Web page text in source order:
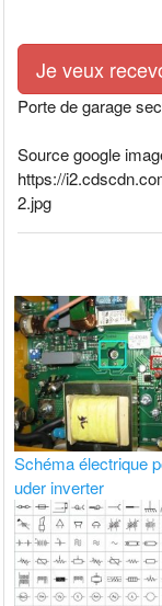
Je veux
Porte de garage
Source google
https://
2.jpg
Schéma électrique
uder inverter